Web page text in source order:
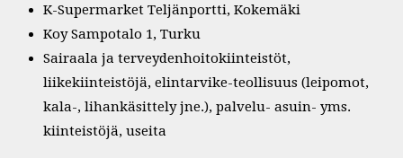
K-Supermarket Teljänportti, Kokemäki
Koy Sampotalo 1, Turku
Sairaala ja terveydenhoitokiinteistöt,
liikekiinteistöjä, elintarvike-teollisuus (leipomot,
kala-, lihankäsittely jne.), palvelu- asuin- yms.
kiinteistöjä, useita